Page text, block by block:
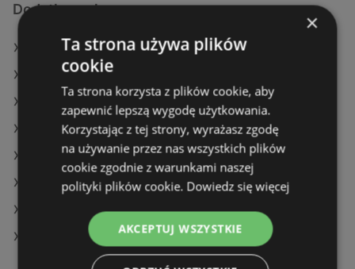
Dodatkowe łącza
Oferty Drogeria Jasmin
Oferty Rossmann
Oferty Natura Drogerie
Aktualne gazetki Natura Drogerie
Aktualne gazetki Hebe
Aktualne gazetki Super-Pharm
Aktualne gazetki Rossmann
Sklepy Drogeria Jasmin w Kamień Pomorski
×
Ta strona używa plików
cookie
Ta strona korzysta z plików cookie, aby
zapewnić lepszą wygodę użytkowania.
Korzystając z tej strony, wyrażasz zgodę
na używanie przez nas wszystkich plików
cookie zgodnie z warunkami naszej
polityki plików cookie. Dowiedz się więcej
AKCEPTUJ WSZYSTKIE